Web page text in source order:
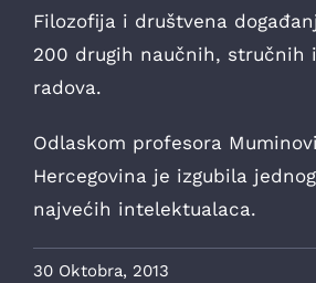
Filozofija i društvena
200 drugih naučnih, stručnih
radova.
Odlaskom profesora
Hercegovina je izgubila
najvećih intelektualaca.
30 Oktobra, 2013